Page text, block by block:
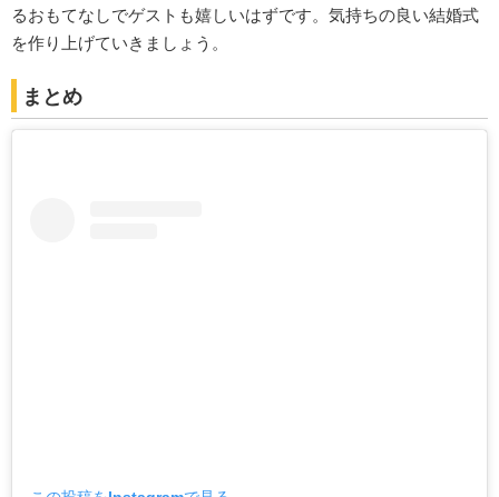
るおもてなしでゲストも嬉しいはずです。気持ちの良い結婚式
を作り上げていきましょう。
まとめ